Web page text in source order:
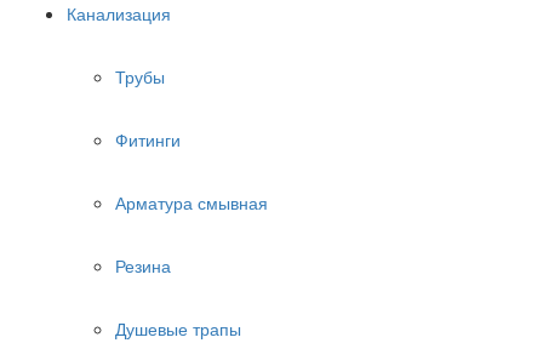
Канализация
Трубы
Фитинги
Арматура смывная
Резина
Душевые трапы